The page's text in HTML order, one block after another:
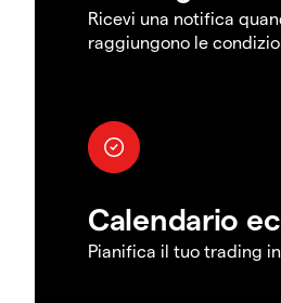
Ricevi una notifica
raggiungono le
Calendario
Pianifica il tuo trading